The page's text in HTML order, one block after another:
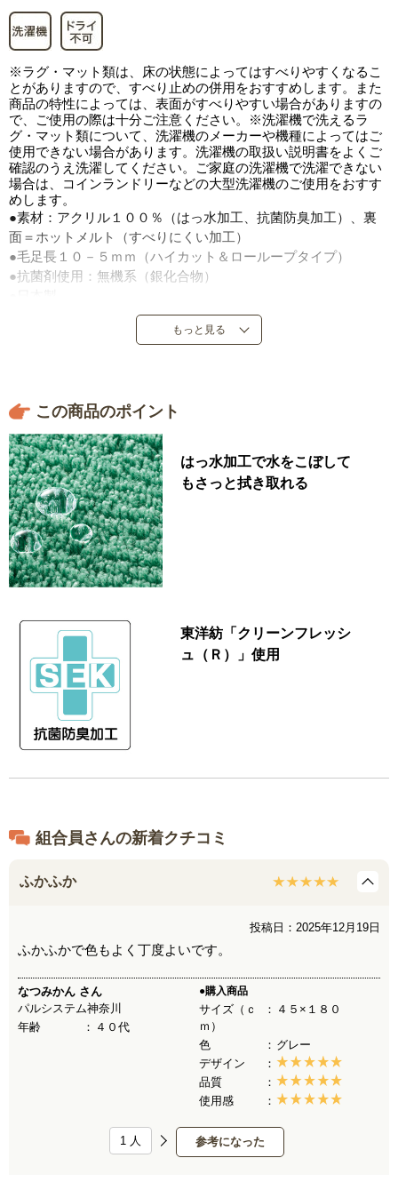
※ラグ・マット類は、床の状態によってはすべりやすくなるこ
とがありますので、すべり止めの併用をおすすめします。また
商品の特性によっては、表面がすべりやすい場合がありますの
で、ご使用の際は十分ご注意ください。※洗濯機で洗えるラ
グ・マット類について、洗濯機のメーカーや機種によってはご
使用できない場合があります。洗濯機の取扱い説明書をよくご
確認のうえ洗濯してください。ご家庭の洗濯機で洗濯できない
場合は、コインランドリーなどの大型洗濯機のご使用をおすす
めします。
●素材：アクリル１００％（はっ水加工、抗菌防臭加工）、裏
面＝ホットメルト（すべりにくい加工）
●毛足長１０－５ｍｍ（ハイカット＆ローループタイプ）
●抗菌剤使用：無機系（銀化合物）
※柄の出方が異なることがあります。
もっと見る
この商品のポイント
はっ水加工で水をこぼして
もさっと拭き取れる
東洋紡「クリーンフレッシ
ュ（Ｒ）」使用
組合員さんの新着クチコミ
ふかふか
投稿日：2025年12月19日
ふかふかで色もよく丁度よいです。
なつみかん さん
パルシステム神奈川
年齢
４０代
●購入商品
サイズ（ｃ
ｍ）
４５×１８０
色
グレー
デザイン
品質
使用感
参考になった
1 人